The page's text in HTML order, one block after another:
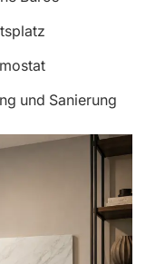
und Sanierung